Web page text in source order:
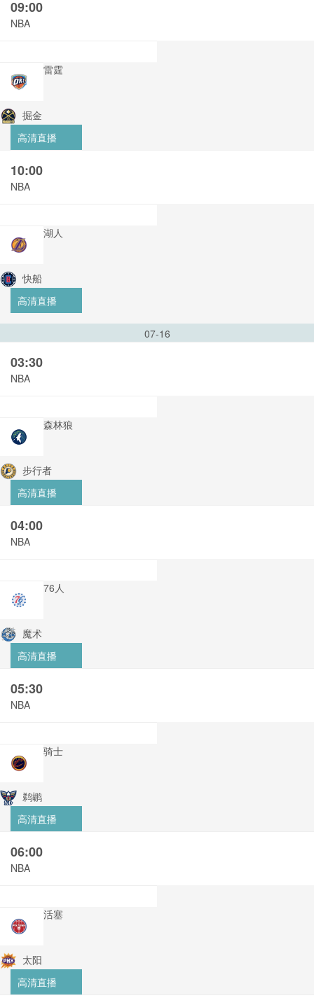
09:00
NBA
雷霆
掘金
高清直播
10:00
NBA
湖人
快船
高清直播
07-16
03:30
NBA
森林狼
步行者
高清直播
04:00
NBA
76人
魔术
高清直播
05:30
NBA
骑士
鹈鹕
高清直播
06:00
NBA
活塞
太阳
高清直播